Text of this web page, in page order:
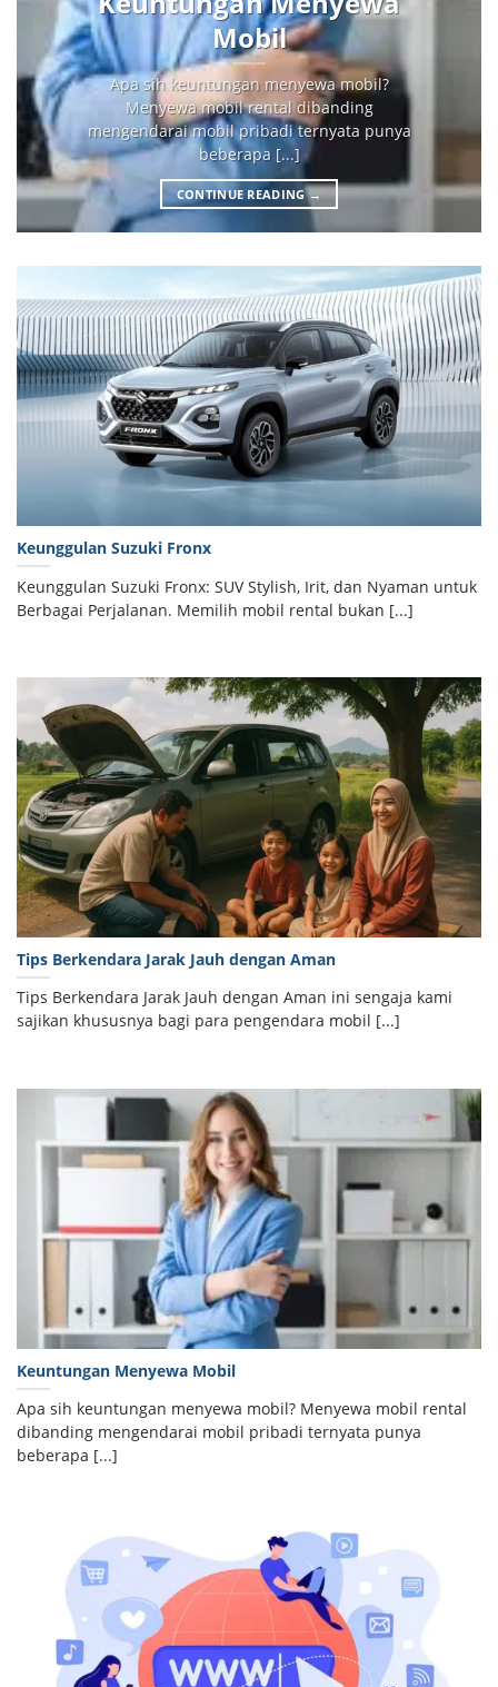
Mobil
Apa sih keuntungan menyewa mobil?
Menyewa mobil rental dibanding
mengendarai mobil pribadi ternyata punya
beberapa [...]
CONTINUE READING→
Keunggulan Suzuki Fronx
Keunggulan Suzuki Fronx: SUV Stylish, Irit, dan Nyaman untuk
Berbagai Perjalanan. Memilih mobil rental bukan [...]
Tips Berkendara Jarak Jauh dengan Aman
Tips Berkendara Jarak Jauh dengan Aman ini sengaja kami
sajikan khususnya bagi para pengendara mobil [...]
Keuntungan Menyewa Mobil
Apa sih keuntungan menyewa mobil? Menyewa mobil rental
dibanding mengendarai mobil pribadi ternyata punya
beberapa [...]